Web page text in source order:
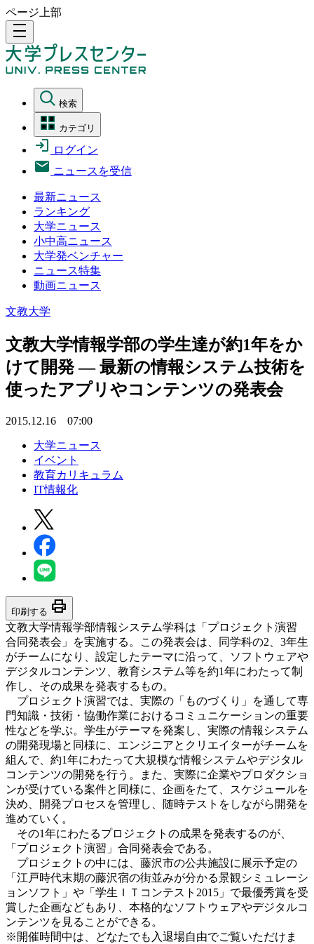
ページ上部
density_medium
検索
カテゴリ
ログイン
ニュースを受信
最新ニュース
ランキング
大学ニュース
小中高ニュース
大学発ベンチャー
ニュース特集
動画ニュース
文教大学
文教大学情報学部の学生達が約1年をか
けて開発 — 最新の情報システム技術を
使ったアプリやコンテンツの発表会
2015.12.16 07:00
大学ニュース
イベント
教育カリキュラム
IT情報化
印刷する print
文教大学情報学部情報システム学科は「プロジェクト演習
合同発表会」を実施する。この発表会は、同学科の2、3年生
がチームになり、設定したテーマに沿って、ソフトウェアや
デジタルコンテンツ、教育システム等を約1年にわたって制
作し、その成果を発表するもの。
プロジェクト演習では、実際の「ものづくり」を通して専
門知識・技術・協働作業におけるコミュニケーションの重要
性などを学ぶ。学生がテーマを発案し、実際の情報システム
の開発現場と同様に、エンジニアとクリエイターがチームを
組んで、約1年にわたって大規模な情報システムやデジタル
コンテンツの開発を行う。また、実際に企業やプロダクショ
ンが受けている案件と同様に、企画をたて、スケジュールを
決め、開発プロセスを管理し、随時テストをしながら開発を
進めていく。
その1年にわたるプロジェクトの成果を発表するのが、
「プロジェクト演習」合同発表会である。
プロジェクトの中には、藤沢市の公共施設に展示予定の
「江戸時代末期の藤沢宿の街並みが分かる景観シミュレーシ
ョンソフト」や「学生ＩＴコンテスト2015」で最優秀賞を受
賞した企画などもあり、本格的なソフトウェアやデジタルコ
ンテンツを見ることができる。
※開催時間中は、どなたでも入退場自由でご覧いただけま